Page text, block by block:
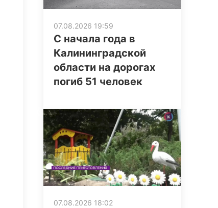
07.08.2026 19:59
С начала года в
Калининградской
области на дорогах
погиб 51 человек
07.08.2026 18:02